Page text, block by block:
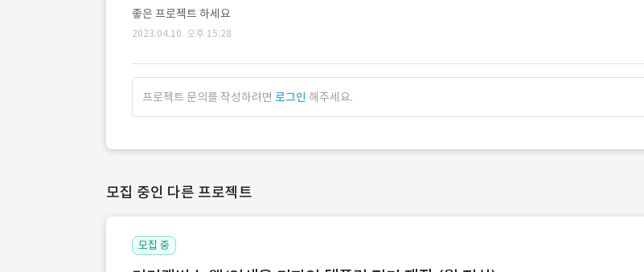
좋은 프로젝트 하세요
2023.04.10. 오후 15:28
프로젝트 문의를 작성하려면 로그인 해주세요.
모집 중인 다른 프로젝트
모집 중